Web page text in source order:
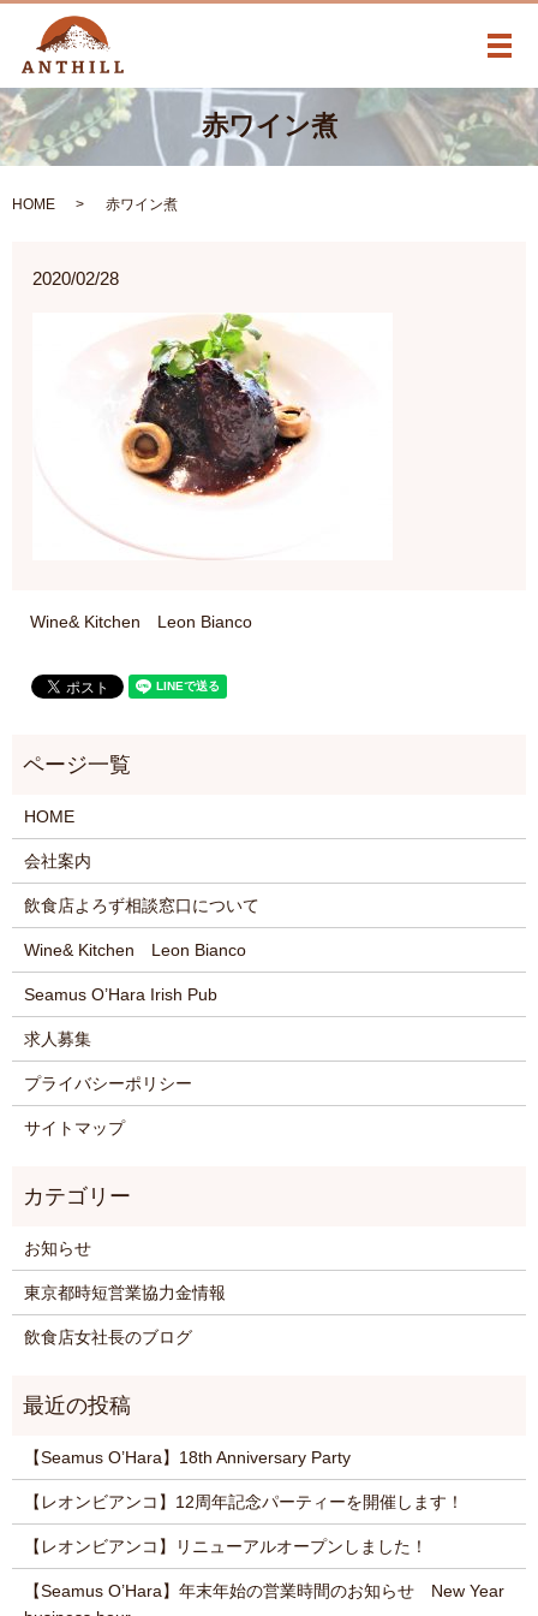
メ
赤ワイン煮
HOME 赤ワイン煮
2020/02/28
Wine& Kitchen Leon Bianco
HOME
会社案内
飲食店よろず相談窓口について
Wine& Kitchen Leon Bianco
Seamus O’Hara Irish Pub
求人募集
プライバシーポリシー
サイトマップ
お知らせ
東京都時短営業協力金情報
飲食店女社長のブログ
【Seamus O’Hara】18th Anniversary Party
【レオンビアンコ】12周年記念パーティーを開催します！
【レオンビアンコ】リニューアルオープンしました！
【Seamus O’Hara】年末年始の営業時間のお知らせ New Year